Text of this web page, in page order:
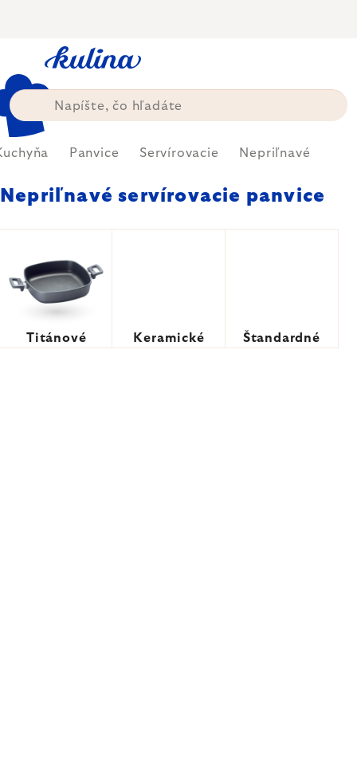
Panvice Servírovacie Nepriľnavé
Nepriľnavé servírovacie panvice
Titánové Keramické Štandardné